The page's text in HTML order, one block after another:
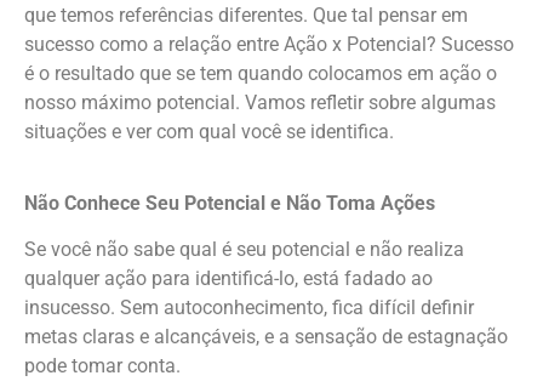
que temos referências diferentes. Que tal pensar em
sucesso como a relação entre Ação x Potencial? Sucesso
é o resultado que se tem quando colocamos em ação o
nosso máximo potencial. Vamos refletir sobre algumas
situações e ver com qual você se identifica.
Não Conhece Seu Potencial e Não Toma Ações
Se você não sabe qual é seu potencial e não realiza
qualquer ação para identificá-lo, está fadado ao
insucesso. Sem autoconhecimento, fica difícil definir
metas claras e alcançáveis, e a sensação de estagnação
pode tomar conta.